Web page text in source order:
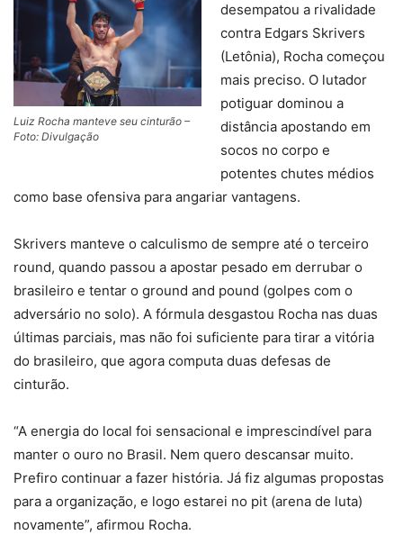
Luiz Rocha manteve seu cinturão –
Foto: Divulgação
desempatou a rivalidade
contra Edgars Skrivers
(Letônia), Rocha começou
mais preciso. O lutador
potiguar dominou a
distância apostando em
socos no corpo e
potentes chutes médios
como base ofensiva para angariar vantagens.
Skrivers manteve o calculismo de sempre até o terceiro
round, quando passou a apostar pesado em derrubar o
brasileiro e tentar o ground and pound (golpes com o
adversário no solo). A fórmula desgastou Rocha nas duas
últimas parciais, mas não foi suficiente para tirar a vitória
do brasileiro, que agora computa duas defesas de
cinturão.
“A energia do local foi sensacional e imprescindível para
manter o ouro no Brasil. Nem quero descansar muito.
Prefiro continuar a fazer história. Já fiz algumas propostas
para a organização, e logo estarei no pit (arena de luta)
novamente”, afirmou Rocha.